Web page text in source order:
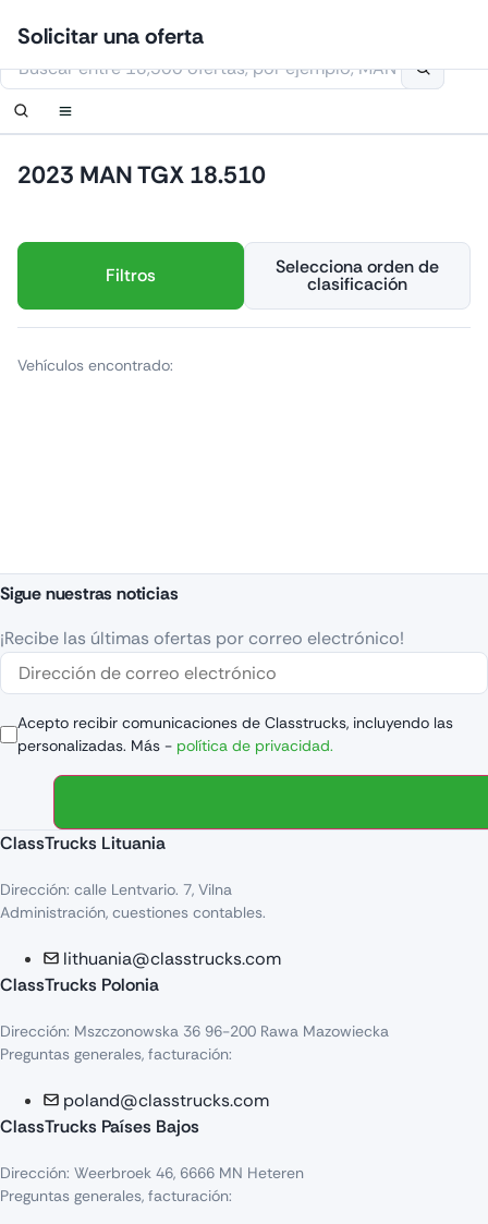
contenido
2023 MAN TGX 18.510
Filtros Selecciona orden de
clasificación
Vehículos encontrado:
Sigue nuestras noticias
¡Recibe las últimas ofertas por correo electrónico!
Acepto recibir comunicaciones de Classtrucks, incluyendo las
personalizadas. Más - política de privacidad.
ClassTrucks Lituania
Dirección: calle Lentvario. 7, Vilna
Administración, cuestiones contables.
lithuania@classtrucks.com
ClassTrucks Polonia
Dirección: Mszczonowska 36 96-200 Rawa Mazowiecka
Preguntas generales, facturación:
poland@classtrucks.com
ClassTrucks Países Bajos
Dirección: Weerbroek 46, 6666 MN Heteren
Preguntas generales, facturación:
Iniciar sesión
Configurar notificación
Esta página web usa cookies
Contáctanos
Solicitar una devolución de llamada
Solicitar una oferta
Configurar notificación